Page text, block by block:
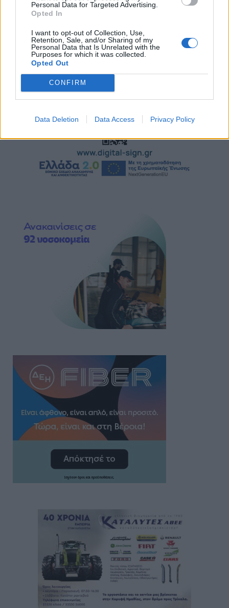
Personal Data for Targeted Advertising.
Opted In
I want to opt-out of Collection, Use,
Retention, Sale, and/or Sharing of my
Personal Data that Is Unrelated with the
Purposes for which it was collected.
Opted Out
CONFIRM
Data Deletion Data Access Privacy Policy